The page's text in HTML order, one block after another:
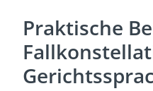
Praktische